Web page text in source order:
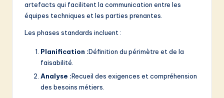
artefacts qui facilitent la communication entre les
équipes techniques et les parties prenantes.
Les phases standards incluent :
Planification :Définition du périmètre et de la
faisabilité.
Analyse :Recueil des exigences et compréhension
des besoins métiers.